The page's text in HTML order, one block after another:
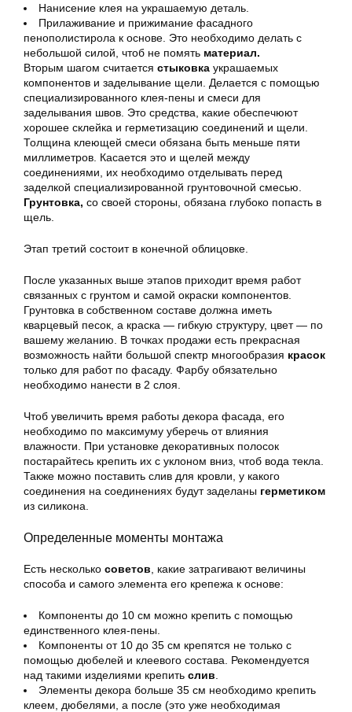
Нанисение клея на украшаемую деталь.
Прилаживание и прижимание фасадного
пенополистирола к основе. Это необходимо делать с
небольшой силой, чтоб не помять материал.
Вторым шагом считается стыковка украшаемых
компонентов и заделывание щели. Делается с помощью
специализированного клея-пены и смеси для
заделывания швов. Это средства, какие обеспечюют
хорошее склейка и герметизацию соединений и щели.
Толщина клеющей смеси обязана быть меньше пяти
миллиметров. Касается это и щелей между
соединениями, их необходимо отделывать перед
заделкой специализированной грунтовочной смесью.
Грунтовка, со своей стороны, обязана глубоко попасть в
щель.
Этап третий состоит в конечной облицовке.
После указанных выше этапов приходит время работ
связанных с грунтом и самой окраски компонентов.
Грунтовка в собственном составе должна иметь
кварцевый песок, а краска — гибкую структуру, цвет — по
вашему желанию. В точках продажи есть прекрасная
возможность найти большой спектр многообразия красок
только для работ по фасаду. Фарбу обязательно
необходимо нанести в 2 слоя.
Чтоб увеличить время работы декора фасада, его
необходимо по максимуму уберечь от влияния
влажности. При установке декоративных полосок
постарайтесь крепить их с уклоном вниз, чтоб вода текла.
Также можно поставить слив для кровли, у какого
соединения на соединениях будут заделаны герметиком
из силикона.
Определенные моменты монтажа
Есть несколько советов , какие затрагивают величины
способа и самого элемента его крепежа к основе:
Компоненты до 10 см можно крепить с помощью
единственного клея-пены.
Компоненты от 10 до 35 см крепятся не только с
помощью дюбелей и клеевого состава. Рекомендуется
над такими изделиями крепить слив
Элементы декора больше 35 см необходимо крепить
клеем, дюбелями, а после (это уже необходимая